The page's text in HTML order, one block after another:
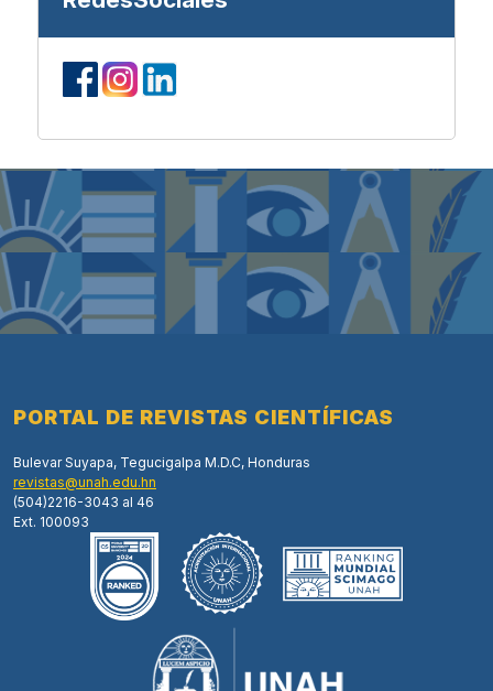
PORTAL DE REVISTAS CIENTÍFICAS
Bulevar Suyapa, Tegucigalpa M.D.C, Honduras
revistas@unah.edu.hn
(504)2216-3043 al 46
Ext. 100093